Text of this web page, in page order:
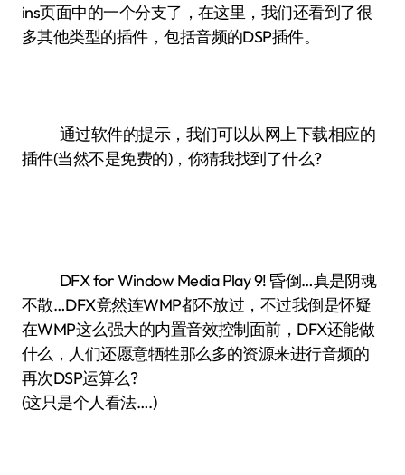
ins页面中的一个分支了，在这里，我们还看到了很
多其他类型的插件，包括音频的DSP插件。
通过软件的提示，我们可以从网上下载相应的
插件(当然不是免费的)，你猜我找到了什么?
DFX for Window Media Play 9! 昏倒…真是阴魂
不散…DFX竟然连WMP都不放过，不过我倒是怀疑
在WMP这么强大的内置音效控制面前，DFX还能做
什么，人们还愿意牺牲那么多的资源来进行音频的
再次DSP运算么?
(这只是个人看法….)